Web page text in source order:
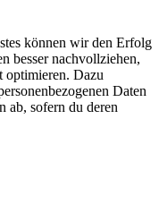
können wir den Erfolg
besser nachvollziehen,
optimieren. Dazu
Daten
ab, sofern du deren